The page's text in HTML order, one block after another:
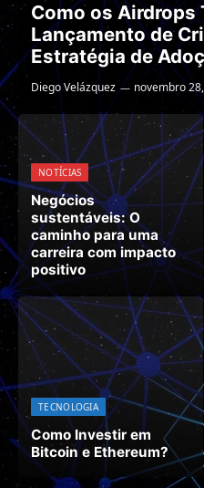
Como os Airdrops
Lançamento de
Estratégia de
Diego Velázquez novembro
NOTÍCIAS
Negócios
sustentáveis: O
caminho para uma
carreira com impacto
positivo
TECNOLOGIA
Como Investir em
Bitcoin e Ethereum?